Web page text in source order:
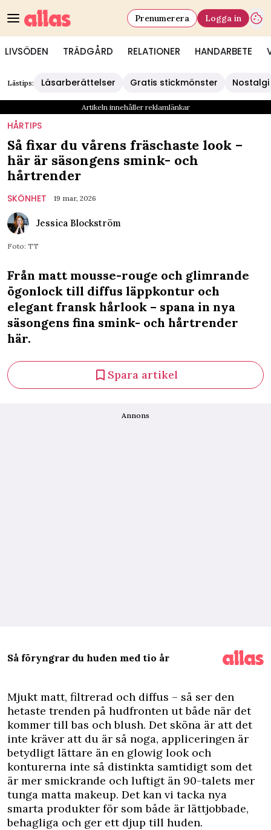
LIVSÖDEN TRÄDGÅRD RELATIONER HANDARBETE
Prenumerera Logga in
Lästips: Läsarberättelser Gratis stickmönster Nostalgi
Artikeln innehåller reklamlänkar
HÅRTIPS
Så fixar du vårens fräschaste look –
här är säsongens smink- och
hårtrender
SKÖNHET 19 mar, 2026
Jessica Blockström
Foto: TT
Från matt mousse-rouge och glimrande
ögonlock till diffus läppkontur och
elegant fransk hårlook – spana in nya
säsongens fina smink- och hårtrender
här.
Spara artikel
Annons
Så föryngrar du huden med tio år
Mjukt matt, filtrerad och diffus – så ser den
hetaste trenden på hudfronten ut både när det
kommer till bas och blush. Det sköna är att det
inte kräver att du är så noga, appliceringen är
betydligt lättare än en glowig look och
konturerna inte så distinkta samtidigt som det
är mer smickrande och luftigt än 90-talets mer
tunga matta makeup. Det kan vi tacka nya
smarta produkter för som både är lättjobbade,
behagliga och ger ett djup till huden.